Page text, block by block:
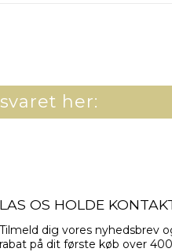
her:
LAS OS HOLDE
Tilmeld dig vores nyhedsbrev
rabat på dit første køb over